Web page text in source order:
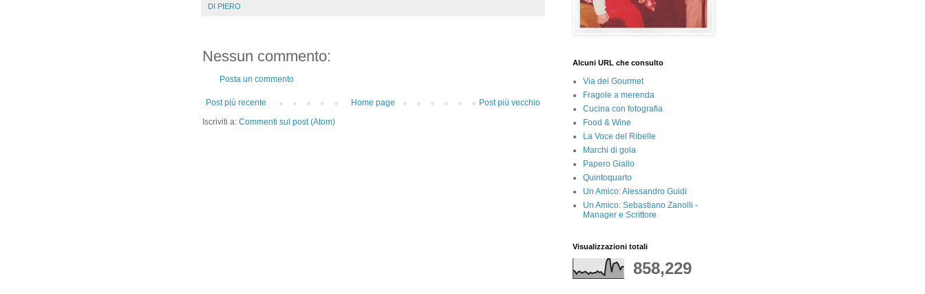
DI PIERO
Nessun commento:
Posta un commento
Post più recente Post più vecchio
Home page
Iscriviti a: Commenti sul post (Atom)
Alcuni URL che consulto
Via dei Gourmet
Fragole a merenda
Cucina con fotografia
Food & Wine
La Voce del Ribelle
Marchi di gola
Papero Giallo
Quintoquarto
Un Amico: Alessandro Guidi
Un Amico: Sebastiano Zanolli -
Manager e Scrittore
Visualizzazioni totali
858,229